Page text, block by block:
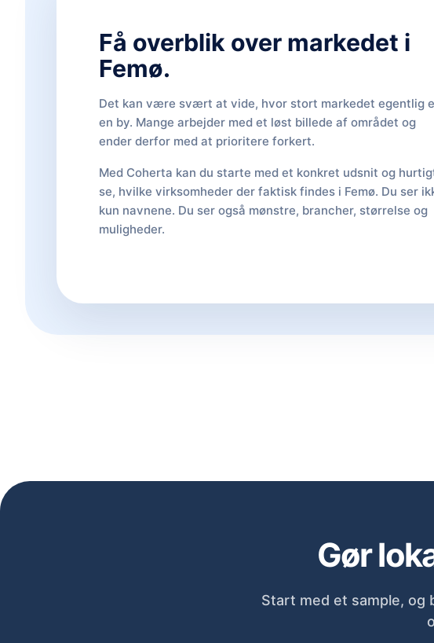
Få overblik over markedet i
Femø.
Det kan være svært at vide, hvor stort markedet egentlig
en by. Mange arbejder med et løst billede af området og
ender derfor med at prioritere forkert.
Med Coherta kan du starte med et konkret udsnit og
se, hvilke virksomheder der faktisk findes i Femø. Du ser
kun navnene. Du ser også mønstre, brancher, størrelse og
muligheder.
Gør
Start med et sample, og